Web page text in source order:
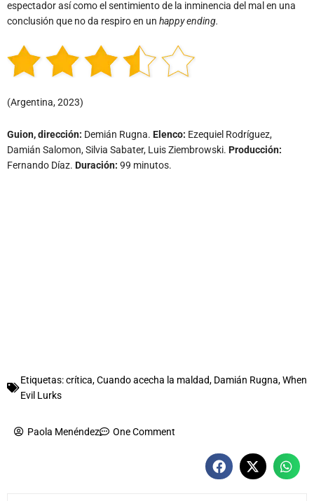
espectador así como el sentimiento de la inminencia del mal en una
conclusión que no da respiro en un happy ending.
(Argentina, 2023)
Guion, dirección: Demián Rugna. Elenco: Ezequiel Rodríguez,
Damián Salomon, Silvia Sabater, Luis Ziembrowski. Producción:
Fernando Díaz. Duración: 99 minutos.
Etiquetas:crítica,Cuando acecha la maldad, Damián Rugna,When
Evil Lurks
Paola Menéndez One Comment